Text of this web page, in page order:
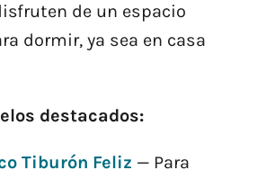
de un espacio
dormir, ya sea en casa
destacados:
Tiburón Feliz — Para